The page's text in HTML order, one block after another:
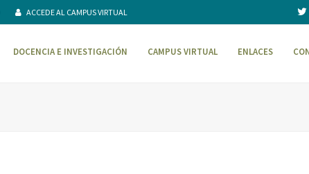
ACCEDE AL CAMPUS VIRTUAL
DOCENCIA E INVESTIGACIÓN CAMPUS VIRTUAL ENLACES